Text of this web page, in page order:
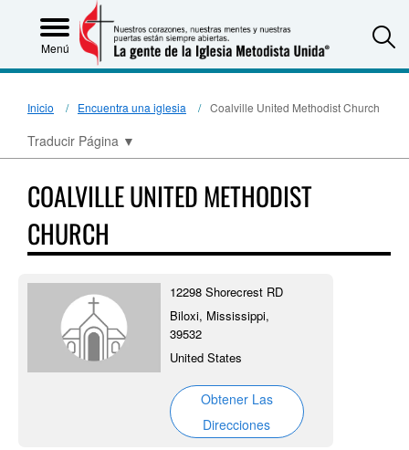
Menú
Inicio Encuentra una iglesia Coalville United Methodist Church
Traducir Página ▼
COALVILLE UNITED METHODIST
CHURCH
12298 Shorecrest RD
Biloxi, Mississippi,
39532
United States
Obtener Las
Direcciones